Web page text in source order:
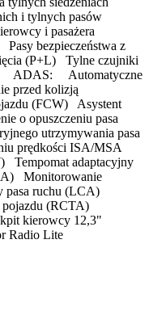
i tylnych pasów
i pasażera
bezpieczeństwa z
(P+L) Tylne czujniki
ADAS: Automatyczne
przed kolizją
(FCW) Asystent
o opuszczeniu pasa
utrzymywania pasa
prędkości ISA/MSA
Tempomat adaptacyjny
Monitorowanie
pasa ruchu (LCA)
pojazdu (RCTA)
kierowcy 12,3"
Radio Lite